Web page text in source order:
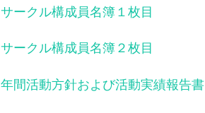
サークル構成員名簿１枚目
サークル構成員名簿２枚目
年間活動方針および活動実績報告書